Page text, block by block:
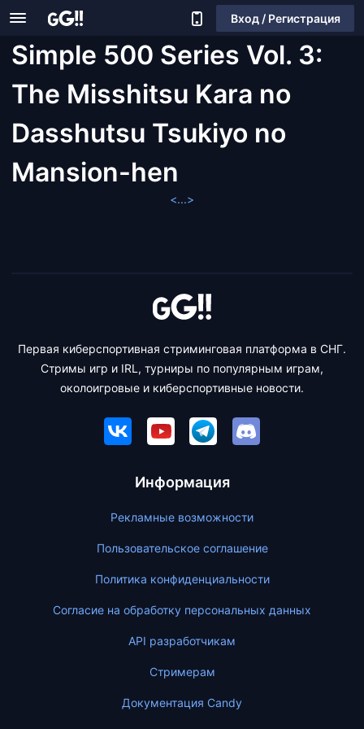
Вход / Регистрация
Simple 500 Series Vol. 3:
The Misshitsu Kara no
Dasshutsu Tsukiyo no
Mansion-hen
<...>
Первая киберспортивная стриминговая платформа в СНГ.
Стримы игр и IRL, турниры по популярным играм,
околоигровые и киберспортивные новости.
Информация
Рекламные возможности
Пользовательское соглашение
Политика конфиденциальности
Согласие на обработку персональных данных
API разработчикам
Стримерам
Документация Candy